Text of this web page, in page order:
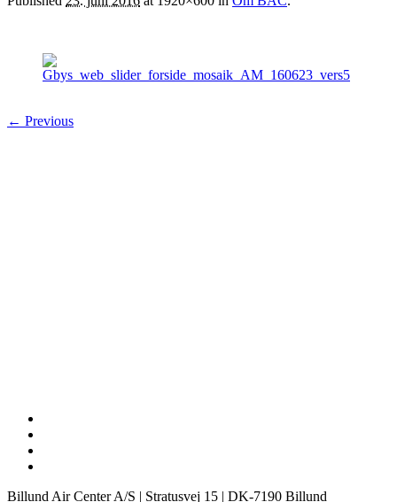
← Previous
Billund Air Center A/S | Stratusvej 15 | DK-7190 Billund